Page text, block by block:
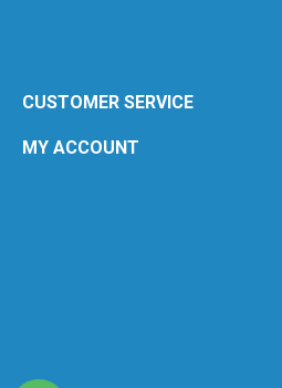
CUSTOMER SERVICE
MY ACCOUNT